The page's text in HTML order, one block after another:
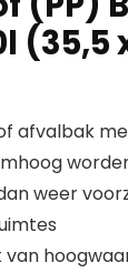
(35,5
afvalbak
weer